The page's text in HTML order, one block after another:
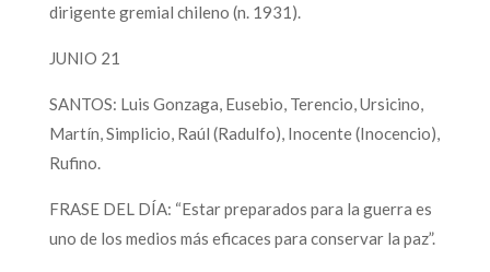
dirigente gremial chileno (n. 1931).
JUNIO 21
SANTOS: Luis Gonzaga, Eusebio, Terencio, Ursicino,
Martín, Simplicio, Raúl (Radulfo), Inocente (Inocencio),
Rufino.
FRASE DEL DÍA: “Estar preparados para la guerra es
uno de los medios más eficaces para conservar la paz”.